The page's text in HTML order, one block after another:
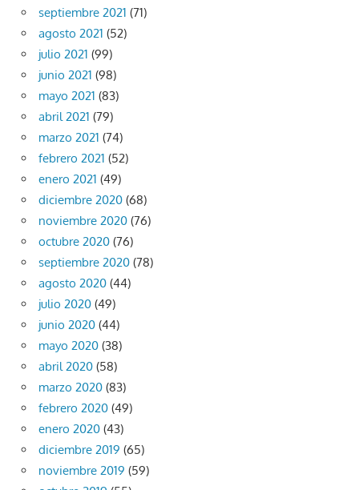
septiembre 2021 (71)
agosto 2021 (52)
julio 2021 (99)
junio 2021 (98)
mayo 2021 (83)
abril 2021 (79)
marzo 2021 (74)
febrero 2021 (52)
enero 2021 (49)
diciembre 2020 (68)
noviembre 2020 (76)
octubre 2020 (76)
septiembre 2020 (78)
agosto 2020 (44)
julio 2020 (49)
junio 2020 (44)
mayo 2020 (38)
abril 2020 (58)
marzo 2020 (83)
febrero 2020 (49)
enero 2020 (43)
diciembre 2019 (65)
noviembre 2019 (59)